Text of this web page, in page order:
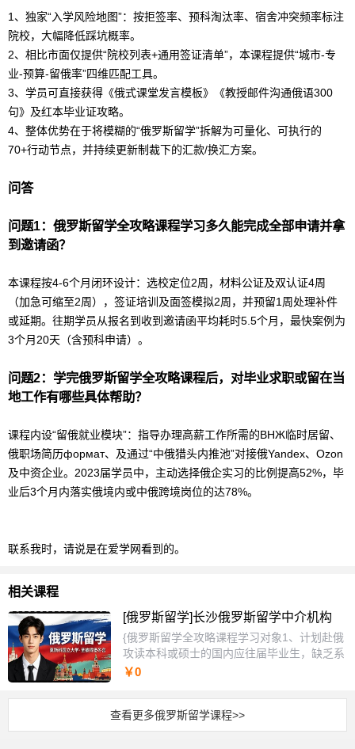
1、独家“入学风险地图”：按拒签率、预科淘汰率、宿舍冲突频率标注
院校，大幅降低踩坑概率。
2、相比市面仅提供“院校列表+通用签证清单”，本课程提供“城市-专
业-预算-留俄率”四维匹配工具。
3、学员可直接获得《俄式课堂发言模板》《教授邮件沟通俄语300
句》及红本毕业证攻略。
4、整体优势在于将模糊的“俄罗斯留学”拆解为可量化、可执行的
70+行动节点，并持续更新制裁下的汇款/换汇方案。
问答
问题1： 俄罗斯留学全攻略课程学习多久能完成全部申请并拿
到邀请函？
本课程按4-6个月闭环设计：选校定位2周，材料公证及双认证4周
（加急可缩至2周），签证培训及面签模拟2周，并预留1周处理补件
或延期。往期学员从报名到收到邀请函平均耗时5.5个月，最快案例为
3个月20天（含预科申请）。
问题2：学完俄罗斯留学全攻略课程后，对毕业求职或留在当
地工作有哪些具体帮助？
课程内设“留俄就业模块”：指导办理高薪工作所需的ВНЖ临时居留、
俄职场简历формат、及通过“中俄猎头内推池”对接俄Yandex、Ozon
及中资企业。2023届学员中，主动选择俄企实习的比例提高52%，毕
业后3个月内落实俄境内或中俄跨境岗位的达78%。
联系我时，请说是在爱学网看到的。
相关课程
[俄罗斯留学]长沙俄罗斯留学中介机构
{俄罗斯留学全攻略课程学习对象1、计划赴俄
攻读本科或硕士的国内应往届毕业生，缺乏系
统的申请流程与院校选择认知。2、已有初步
规划与专业匹配度的学生家庭。3、希望拓展
欧亚教育路径的高中生、专升本学生及部分在
职人员，寻求高性价比留学方案。课程特色
￥0
查看更多俄罗斯留学课程>>